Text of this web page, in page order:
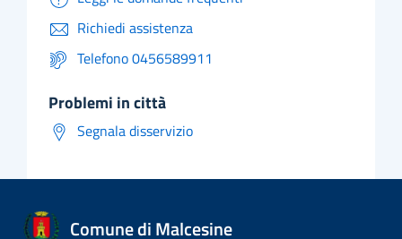
Richiedi assistenza
Telefono 0456589911
problemi in città
Segnala disservizio
Comune di Malcesine